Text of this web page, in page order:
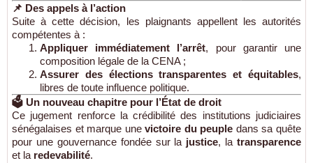
📌 Des appels à l’action
Suite à cette décision, les plaignants appellent les autorités
compétentes à :
Appliquer immédiatement l’arrêt, pour garantir une
composition légale de la CENA ;
Assurer des élections transparentes et équitables,
libres de toute influence politique.
🗳️ Un nouveau chapitre pour l’État de droit
Ce jugement renforce la crédibilité des institutions judiciaires
sénégalaises et marque unevictoire du peuple dans sa quête
pour une gouvernance fondée sur la justice, la transparence
et la redevabilité.